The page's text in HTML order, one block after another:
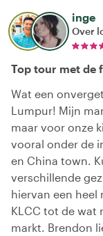
inge
Over
Top tour met de
Wat een
Lumpur! Mijn
maar voor onze
vooral onder de
en China town.
verschillende
hiervan een heel
KLCC tot de wat
markt. Brendon